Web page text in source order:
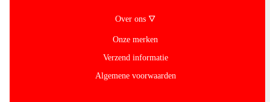
Over ons 🜄
Onze merken
Verzend informatie
Algemene voorwaarden